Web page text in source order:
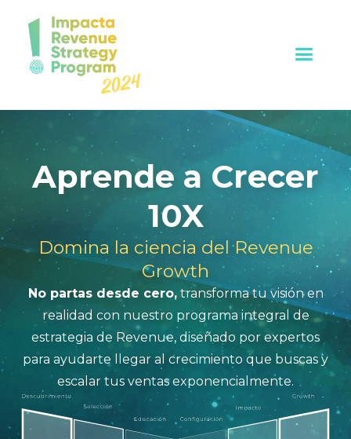
Aprende a Crecer
10X
Domina la ciencia del Revenue
Growth
No partas desde cero,transforma tu visión en
realidad con nuestro programa integral de
estrategia de Revenue, diseñado por expertos
para ayudarte llegar al crecimiento que buscas y
escalar tus ventas exponencialmente.